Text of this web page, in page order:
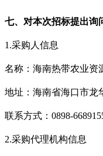
七、对本次招标提出询
1.采购人信息
名称：海南热带农业资
地址： 海南省海口市龙
联系方式： 0898-
2.采购代理机构信息